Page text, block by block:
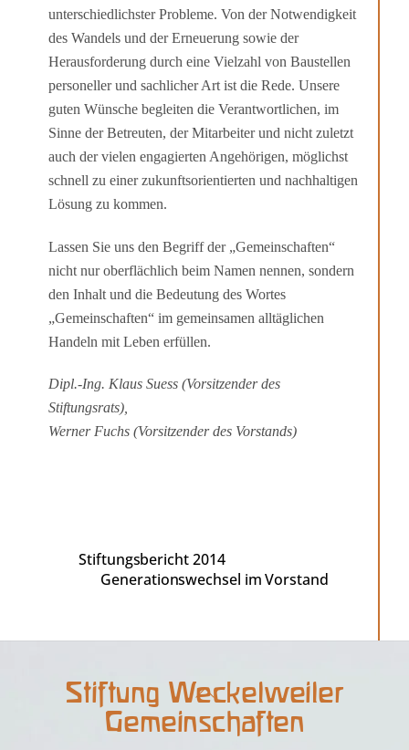
unterschiedlichster Probleme. Von der Notwendig­keit
des Wandels und der Erneuerung sowie der
Herausforderung durch eine Vielzahl von Baustellen
personeller und sachlicher Art ist die Rede. Unsere
guten Wünsche begleiten die Verantwortlichen, im
Sinne der Betreuten, der Mitarbeiter und nicht zuletzt
auch der vielen engagierten Angehörigen, möglichst
schnell zu einer zukunfts­orientierten und nachhaltigen
Lösung zu kommen.
Lassen Sie uns den Begriff der „Gemeinschaften“
nicht nur oberflächlich beim Namen nennen, sondern
den Inhalt und die Bedeutung des Wortes
„Gemeinschaften“ im ge­meinsamen alltäglichen
Handeln mit Leben erfüllen.
Dipl.-Ing. Klaus Suess (Vorsitzender des
Stiftungsrats),
Werner Fuchs (Vorsitzender des Vorstands)
Stiftungsbericht 2014
Generationswechsel im Vorstand
Back
Top
Stiftung Weckelweiler
Gemeinschaften